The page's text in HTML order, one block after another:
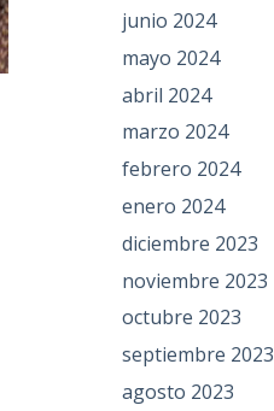
junio 2024
mayo 2024
abril 2024
marzo 2024
febrero 2024
enero 2024
diciembre 2023
noviembre 2023
octubre 2023
septiembre 2023
agosto 2023